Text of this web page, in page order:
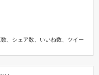
、シェア数、いいね数、ツイー